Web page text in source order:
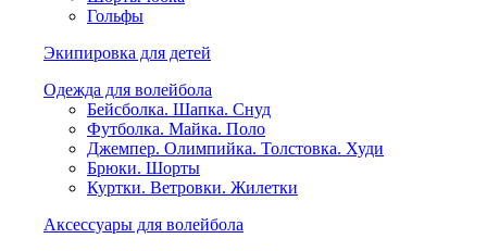
Гольфы
Экипировка для детей
Одежда для волейбола
Бейсболка. Шапка. Снуд
Футболка. Майка. Поло
Джемпер. Олимпийка. Толстовка. Худи
Брюки. Шорты
Куртки. Ветровки. Жилетки
Аксессуары для волейбола